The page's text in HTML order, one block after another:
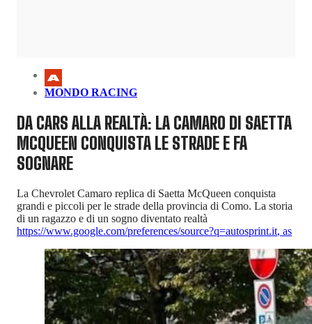
MONDO RACING
DA CARS ALLA REALTÀ: LA CAMARO DI SAETTA
MCQUEEN CONQUISTA LE STRADE E FA
SOGNARE
La Chevrolet Camaro replica di Saetta McQueen conquista
grandi e piccoli per le strade della provincia di Como. La storia
di un ragazzo e di un sogno diventato realtà
https://www.google.com/preferences/source?q=autosprint.it, as